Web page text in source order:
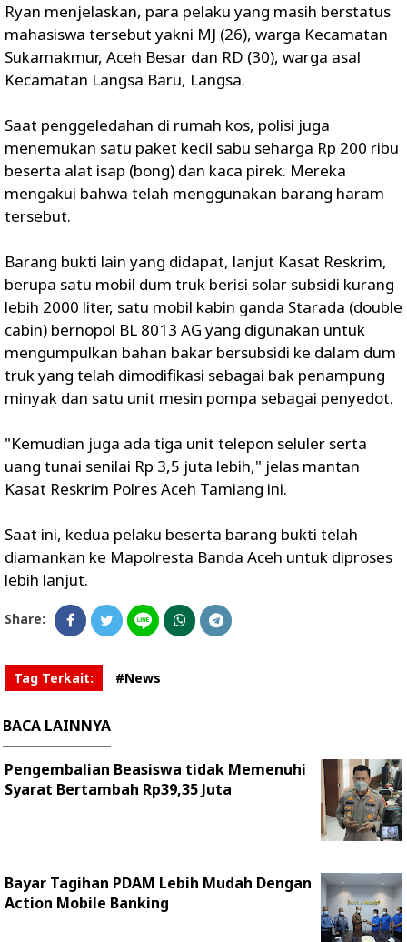
Ryan menjelaskan, para pelaku yang masih berstatus
mahasiswa tersebut yakni MJ (26), warga Kecamatan
Sukamakmur, Aceh Besar dan RD (30), warga asal
Kecamatan Langsa Baru, Langsa.
Saat penggeledahan di rumah kos, polisi juga
menemukan satu paket kecil sabu seharga Rp 200 ribu
beserta alat isap (bong) dan kaca pirek. Mereka
mengakui bahwa telah menggunakan barang haram
tersebut.
Barang bukti lain yang didapat, lanjut Kasat Reskrim,
berupa satu mobil dum truk berisi solar subsidi kurang
lebih 2000 liter, satu mobil kabin ganda Starada (double
cabin) bernopol BL 8013 AG yang digunakan untuk
mengumpulkan bahan bakar bersubsidi ke dalam dum
truk yang telah dimodifikasi sebagai bak penampung
minyak dan satu unit mesin pompa sebagai penyedot.
"Kemudian juga ada tiga unit telepon seluler serta
uang tunai senilai Rp 3,5 juta lebih," jelas mantan
Kasat Reskrim Polres Aceh Tamiang ini.
Saat ini, kedua pelaku beserta barang bukti telah
diamankan ke Mapolresta Banda Aceh untuk diproses
lebih lanjut.
Share:
Tag Terkait: #News
BACA LAINNYA
Pengembalian Beasiswa tidak Memenuhi
Syarat Bertambah Rp39,35 Juta
Bayar Tagihan PDAM Lebih Mudah Dengan
Action Mobile Banking